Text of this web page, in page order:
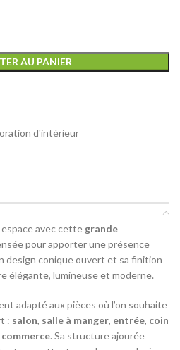
AU PANIER
d'intérieur
avec cette grande
pour apporter une présence
design conique ouvert et sa finition
élégante, lumineuse et moderne.
adapté aux pièces où l’on souhaite
: salon, salle à manger, entrée, coin
commerce. Sa structure ajourée